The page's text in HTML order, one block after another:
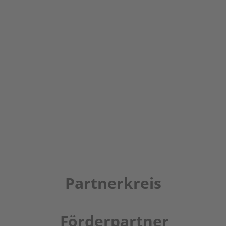
Partnerkreis
Förderpartner